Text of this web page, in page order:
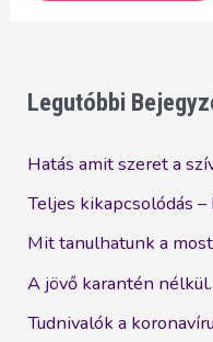
a
házatáján
Legutóbbi
Hatás amit szeret a
Teljes kikapcsolódás
Mit tanulhatunk a
A jövő karantén
Tudnivalók a